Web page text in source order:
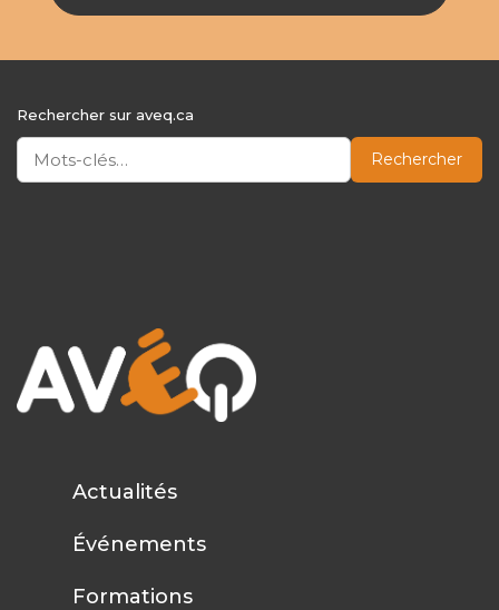
Rechercher sur aveq.ca
Rechercher
Actualités
Événements
Formations